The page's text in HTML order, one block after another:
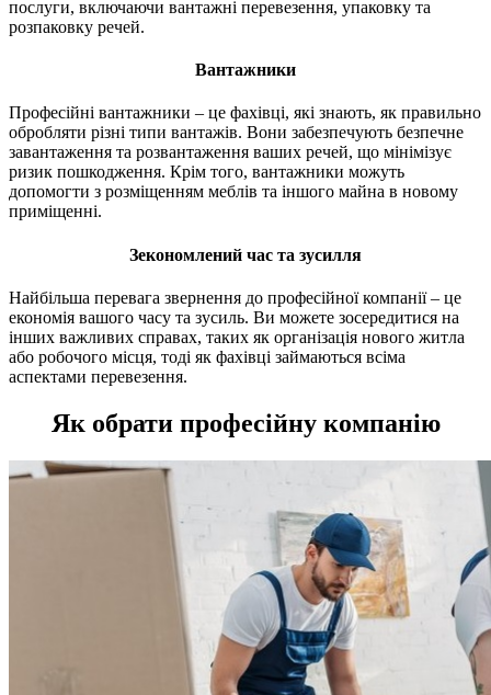
послуги, включаючи вантажні перевезення, упаковку та
розпаковку речей.
Вантажники
Професійні вантажники – це фахівці, які знають, як правильно
обробляти різні типи вантажів. Вони забезпечують безпечне
завантаження та розвантаження ваших речей, що мінімізує
ризик пошкодження. Крім того, вантажники можуть
допомогти з розміщенням меблів та іншого майна в новому
приміщенні.
Зекономлений час та зусилля
Найбільша перевага звернення до професійної компанії – це
економія вашого часу та зусиль. Ви можете зосередитися на
інших важливих справах, таких як організація нового житла
або робочого місця, тоді як фахівці займаються всіма
аспектами перевезення.
Як обрати професійну компанію